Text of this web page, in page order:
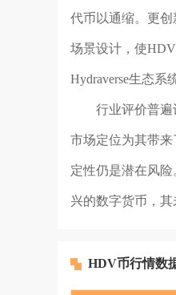
代币以通缩。更
场景设计，使
Hydraverse生态系
行业评价普
市场定位为其带
定性仍是潜在风
兴的数字货币，
HDV币行情数